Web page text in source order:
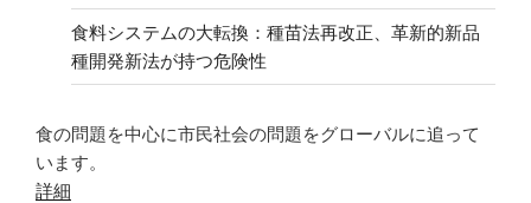
食料システムの大転換：種苗法再改正、革新的新品
種開発新法が持つ危険性
食の問題を中心に市民社会の問題をグローバルに追って
います。
詳細